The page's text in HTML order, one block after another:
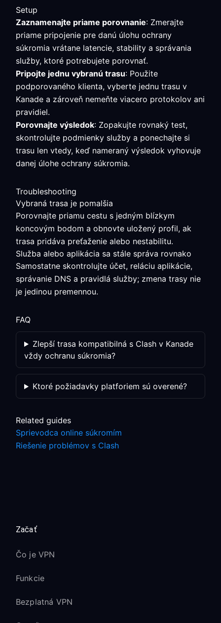
Setup
Zaznamenajte priame porovnanie: Zmerajte
priame pripojenie pre danú úlohu ochrany
súkromia vrátane latencie, stability a správania
služby, ktoré potrebujete porovnať.
Pripojte jednu vybranú trasu: Použite
podporovaného klienta, vyberte jednu trasu v
Kanade a zároveň nemeňte viacero protokolov ani
pravidiel.
Porovnajte výsledok: Zopakujte rovnaký test,
skontrolujte podmienky služby a ponechajte si
trasu len vtedy, keď nameraný výsledok vyhovuje
danej úlohe ochrany súkromia.
Troubleshooting
Vybraná trasa je pomalšia
Porovnajte priamu cestu s jedným blízkym
koncovým bodom a obnovte uložený profil, ak
trasa pridáva preťaženie alebo nestabilitu.
Služba alebo aplikácia sa stále správa rovnako
Samostatne skontrolujte účet, reláciu aplikácie,
správanie DNS a pravidlá služby; zmena trasy nie
je jedinou premennou.
FAQ
Zlepší trasa kompatibilná s Clash v Kanade
vždy ochranu súkromia?
Ktoré požiadavky platforiem sú overené?
Related guides
Sprievodca online súkromím
Riešenie problémov s Clash
Začať
Čo je VPN
Funkcie
Bezplatná VPN